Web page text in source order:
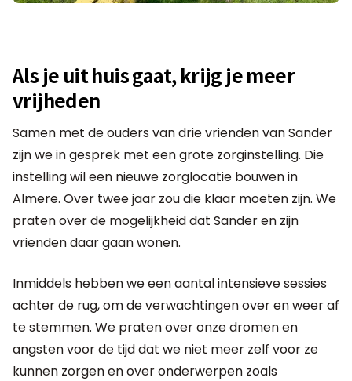
Als je uit huis gaat, krijg je meer
vrijheden
Samen met de ouders van drie vrienden van Sander
zijn we in gesprek met een grote zorginstelling. Die
instelling wil een nieuwe zorglocatie bouwen in
Almere. Over twee jaar zou die klaar moeten zijn. We
praten over de mogelijkheid dat Sander en zijn
vrienden daar gaan wonen.
Inmiddels hebben we een aantal intensieve sessies
achter de rug, om de verwachtingen over en weer af
te stemmen. We praten over onze dromen en
angsten voor de tijd dat we niet meer zelf voor ze
kunnen zorgen en over onderwerpen zoals